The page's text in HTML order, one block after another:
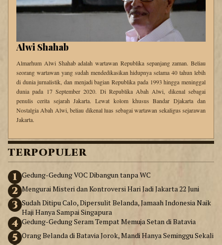
Alwi Shahab
Almarhum Alwi Shahab adalah wartawan Republika sepanjang zaman. Beliau
seorang wartawan yang sudah mendedikasikan hidupnya selama 40 tahun lebih
di dunia jurnalistik, dan menjadi bagian Republika pada 1993 hingga meninggal
dunia pada 17 September 2020. Di Republika Abah Alwi, dikenal sebagai
penulis cerita sejarah Jakarta. Lewat kolom khusus Bandar Djakarta dan
Nostalgia Abah Alwi, beliau dikenal luas sebagai wartawan sekaligus sejarawan
Jakarta.
TERPOPULER
1 Gedung-Gedung VOC Dibangun tanpa WC
2 Mengurai Misteri dan Kontroversi Hari Jadi Jakarta 22 Juni
3 Sudah Ditipu Calo, Dipersulit Belanda, Jamaah Indonesia Naik
Haji Hanya Sampai Singapura
4 Gedung-Gedung Seram Tempat Memuja Setan di Batavia
5 Orang Belanda di Batavia Jorok, Mandi Hanya Seminggu Sekali